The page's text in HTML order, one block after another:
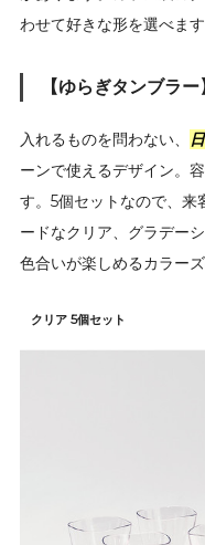
わせて好きな形を選べます
【ゆらぎタンブラー
入れるものを問わない、
ーンで使えるデザイン。
す。5個セットなので、
ードなクリア、グラデー
色合いが楽しめるカラー
クリア 5個セット